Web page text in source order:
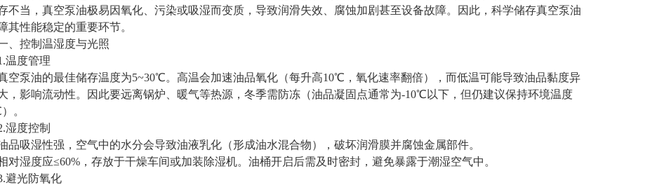
不当，真空泵油极易因氧化、污染或吸湿而变质，导致润滑失效、腐蚀加剧甚至设备故障。因此，科学储存真空泵油
其性能稳定的重要环节。
控制温湿度与光照​​
度管理
泵油的最佳储存温度为​​5~30℃​​。高温会加速油品氧化（每升高10℃，氧化速率翻倍），而低温可能导致油品黏度异
，影响流动性。因此要远离锅炉、暖气等热源，冬季需防冻（油品凝固点通常为-10℃以下，但仍建议保持环境温度
。
度控制
吸湿性强，空气中的水分会导致油液乳化（形成油水混合物），破坏润滑膜并腐蚀金属部件。
湿度应​​≤60%​​，存放于干燥车间或加装除湿机。油桶开启后需及时密封，避免暴露于潮湿空气中。
光防氧化​​